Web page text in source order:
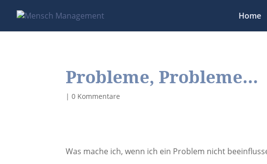
Home
Probleme, Probleme…
|0 Kommentare
Was mache ich, wenn ich ein Problem nicht